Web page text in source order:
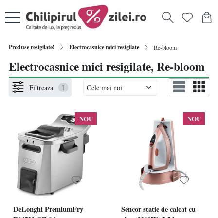
Produse resigilate! Electrocasnice mici resigilate Re-bloom
Electrocasnice mici resigilate, Re-bloom
Filtreaza 1
NOU
DeLonghi PremiumFry
NOU
Sencor statie de calcat cu